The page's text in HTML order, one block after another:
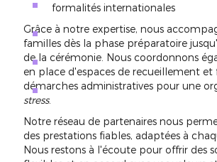
formalités internationales
Grâce à notre expertise, nous
familles dès la phase préparatoire
de la cérémonie. Nous coordonnons
en place d'espaces de recueillement et
démarches administratives pour une
stress.
Notre réseau de partenaires nous
des prestations fiables, adaptées à
Nous restons à l'écoute pour offrir des